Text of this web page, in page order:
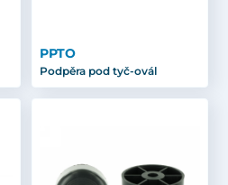
PPTO
Podpěra pod tyč-ovál